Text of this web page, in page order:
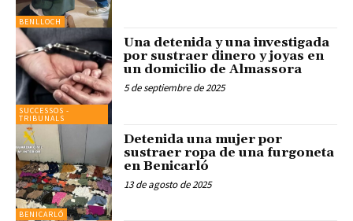
BENLLOCH
SUCCESSOS -
TRIBUNALS
Una detenida y una investigada
por sustraer dinero y joyas en
un domicilio de Almassora
5 de septiembre de 2025
BENICARLÓ
Detenida una mujer por
sustraer ropa de una furgoneta
en Benicarló
13 de agosto de 2025